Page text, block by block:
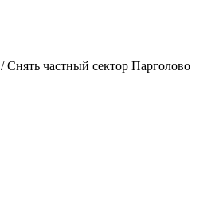
/ Снять частный сектор Парголово